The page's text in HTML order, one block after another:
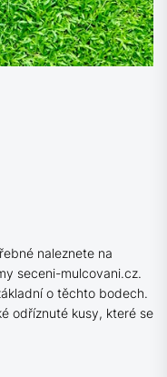
naleznete na
seceni-mulcovani.cz.
o těchto bodech.
odříznuté kusy, které se